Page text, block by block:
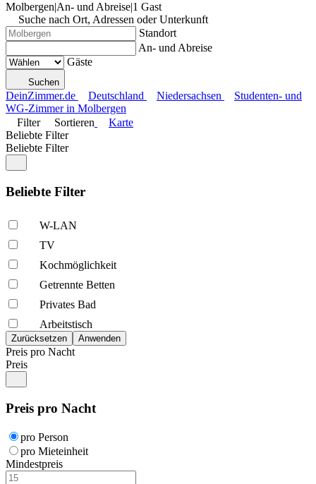
Molbergen|An- und Abreise|1 Gast
Suche nach Ort, Adressen oder Unterkunft
Standort
An- und Abreise
Gäste
Suchen
DeinZimmer.de Deutschland Niedersachsen
Studenten- und
WG-Zimmer in Molbergen
Filter
Sortieren
Karte
Beliebte Filter
Beliebte Filter
Beliebte Filter
W-LAN
TV
Kochmöglich­keit
Getrennte Betten
Privates Bad
Arbeitstisch
Preis pro Nacht
Preis
Preis pro Nacht
pro Person
pro Mieteinheit
Mindestpreis